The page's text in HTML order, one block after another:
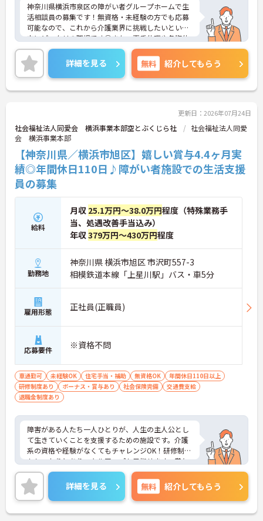
神奈川県横浜市泉区の障がい者グループホームで生
活相談員の募集です！無資格・未経験の方でも応募
可能なので、これから介護業界に挑戦したいという
方にピッタリの職場です◎また、夏季休暇や冬期休
暇もあるので、プライベートもしっかり充実できま
す♪ご興味のある方は、面接ポイントをお伝えしま
すので、お気軽にご連絡ください。
詳細を見る 無料 紹介してもらう
更新日：2026年07月24日
社会福祉法人同愛会 横浜事業本部空とぶくじら社
社会福祉法人同愛
会 横浜事業本部
【神奈川県／横浜市旭区】嬉しい賞与4.4ヶ月実
績◎年間休日110日♪障がい者施設での生活支援
員の募集
給料
月収 25.1万円～38.0万円程度（特殊業務手
当、処遇改善手当込み）
年収379万円～430万円程度
勤務地
神奈川県 横浜市旭区 市沢町557-3
相模鉄道本線「上星川駅」バス・車5分
雇用形態 正社員(正職員)
応募要件 ※資格不問
車通勤可 未経験OK 住宅手当・補助 無資格OK
年間休日110日以上
研修制度あり
ボーナス・賞与あり 社会保険完備
交通費支給
退職金制度あり
障害がある人たち一人ひとりが、人生の主人公とし
て生きていくことを支援するための施設です。介護
系の資格や経験がなくてもチャレンジOK！研修制度
もしっかりとありスキルアップも目指せます。賞与
は4ヶ月以上の支給実績もありモチベーションにも
つながります。ご興味ある方には、面接対策ポイン
トなど、さらに詳細をお話しいたしますのでお気軽
にご相談ください！
詳細を見る 無料 紹介してもらう